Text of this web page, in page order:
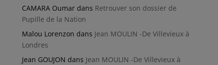
CAMARA Oumardans Retrouver son dossier de
Pupille de la Nation
Malou Lorenzon dans Jean MOULIN -De Villevieux à
Londres
Jean GOUJON dans Jean MOULIN -De Villevieux à